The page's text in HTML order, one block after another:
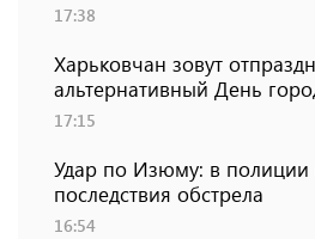
17:38
Харьковчан зовут
альтернативный День
17:15
Удар по Изюму: в полиции
последствия обстрела
16:54